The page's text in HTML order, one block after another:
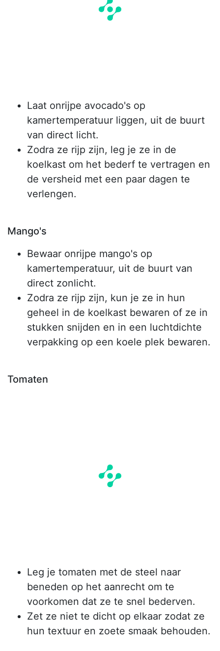
Laat onrijpe avocado's op
kamertemperatuur liggen, uit de buurt
van direct licht.
Zodra ze rijp zijn, leg je ze in de
koelkast om het bederf te vertragen en
de versheid met een paar dagen te
verlengen.
Mango's
Bewaar onrijpe mango's op
kamertemperatuur, uit de buurt van
direct zonlicht.
Zodra ze rijp zijn, kun je ze in hun
geheel in de koelkast bewaren of ze in
stukken snijden en in een luchtdichte
verpakking op een koele plek bewaren.
Tomaten
Leg je tomaten met de steel naar
beneden op het aanrecht om te
voorkomen dat ze te snel bederven.
Zet ze niet te dicht op elkaar zodat ze
hun textuur en zoete smaak behouden.